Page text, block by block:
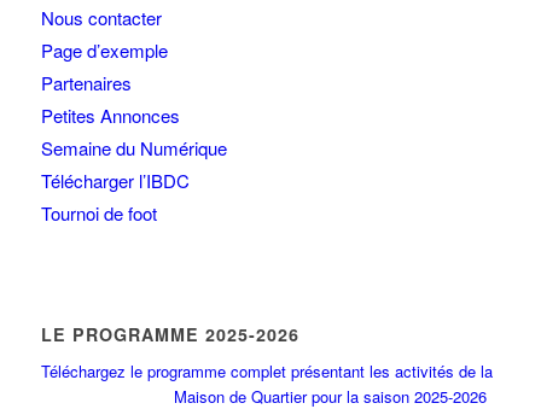
Nous contacter
Page d’exemple
Partenaires
Petites Annonces
Semaine du Numérique
Télécharger l’IBDC
Tournoi de foot
LE PROGRAMME 2025-2026
Téléchargez le programme complet présentant les activités de la
Maison de Quartier pour la saison 2025-2026